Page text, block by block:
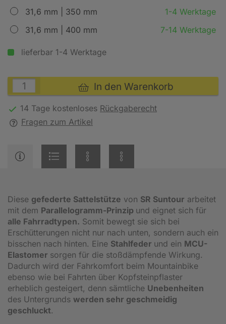
31,6 mm | 350 mm
1-4 Werktage
31,6 mm | 400 mm
7-14 Werktage
lieferbar 1-4 Werktage
In den Warenkorb
14 Tage kostenloses Rückgaberecht
Fragen zum Artikel
Diese gefederte Sattelstütze von SR Suntour arbeitet
mit dem Parallelogramm-Prinzip und eignet sich für
alle Fahrradtypen. Somit bewegt sie sich bei
Erschütterungen nicht nur nach unten, sondern auch ein
bisschen nach hinten. Eine Stahlfeder und ein MCU-
Elastomer sorgen für die stoßdämpfende Wirkung.
Dadurch wird der Fahrkomfort beim Mountainbike
ebenso wie bei Fahrten über Kopfsteinpflaster
erheblich gesteigert, denn sämtliche Unebenheiten
des Untergrunds werden sehr geschmeidig
geschluckt.